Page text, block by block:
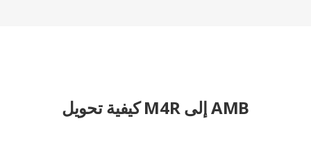
كيفية تحويل M4R إلى AMB